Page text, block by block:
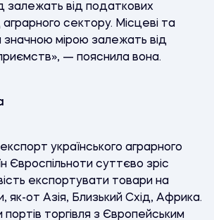
залежать від податкових
сектору. Місцеві та
значною мірою залежать від
— пояснила вона.
українського аграрного
Євроспільноти суттєво зріс
експортувати товари на
як-от Азія, Близький Схід, Африка.
торгівля з Європейським